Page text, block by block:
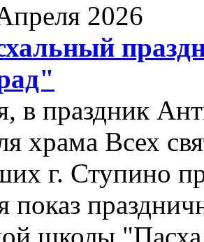
2026
в праздник
храма Всех
г. Ступино
показ